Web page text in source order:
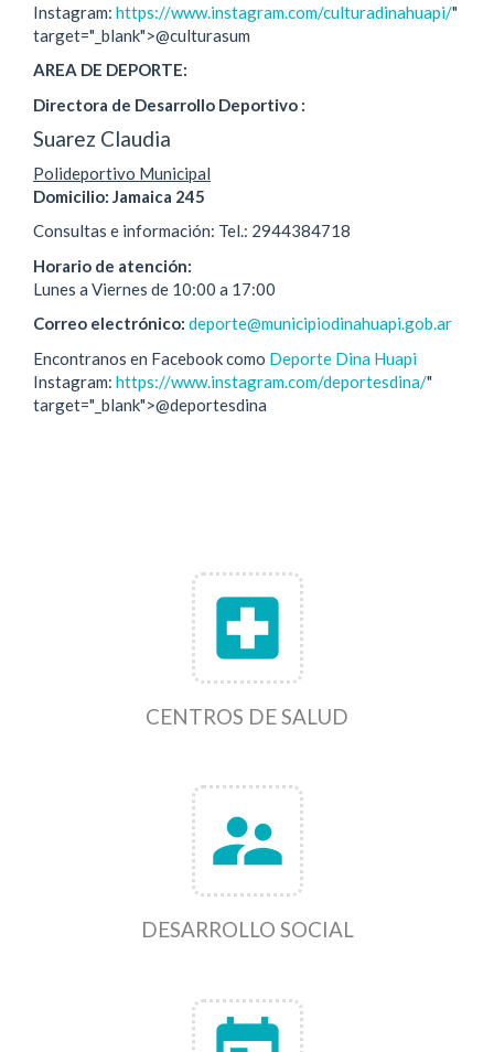
Instagram: https://www.instagram.com/culturadinahuapi/"
target="_blank">@culturasum
AREA DE DEPORTE:
Directora de Desarrollo Deportivo :
Suarez Claudia
Polideportivo Municipal
Domicilio: Jamaica 245
Consultas e información: Tel.: 2944384718
Horario de atención:
Lunes a Viernes de 10:00 a 17:00
Correo electrónico: deporte@municipiodinahuapi.gob.ar
Encontranos en Facebook como Deporte Dina Huapi
Instagram: https://www.instagram.com/deportesdina/"
target="_blank">@deportesdina
local_hospital
CENTROS DE SALUD
supervisor_account
DESARROLLO SOCIAL